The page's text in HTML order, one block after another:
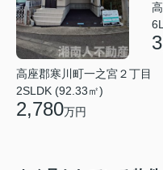
高座郡寒川町一之宮２丁目
2SLDK (92.33㎡)
2,780万円